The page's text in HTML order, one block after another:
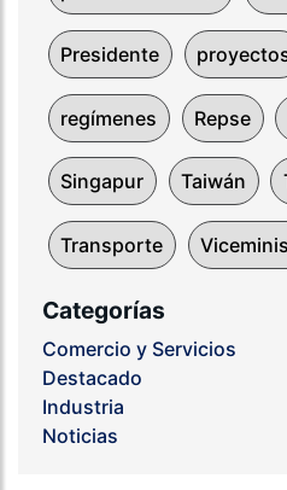
Presidente
regímenes Repse
Singapur Taiwán
Transporte
Categorías
Comercio y Servicios
Destacado
Industria
Noticias